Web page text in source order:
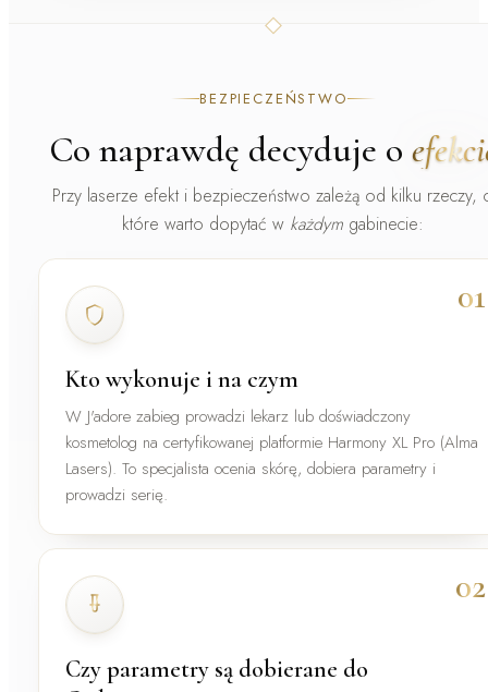
BEZPIECZEŃSTWO
Co naprawdę decyduje o
Przy laserze efekt i bezpieczeństwo zależą od kilku rzeczy,
które warto dopytać w każdym gabinecie:
01
Kto wykonuje i na czym
W J'adore zabieg prowadzi lekarz lub doświadczony
kosmetolog na certyfikowanej platformie Harmony XL Pro (Alma
Lasers). To specjalista ocenia skórę, dobiera parametry i
prowadzi serię.
02
Czy parametry są dobierane do